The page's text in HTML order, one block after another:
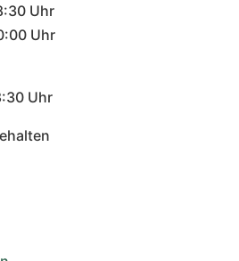
Uhr
Uhr
Uhr